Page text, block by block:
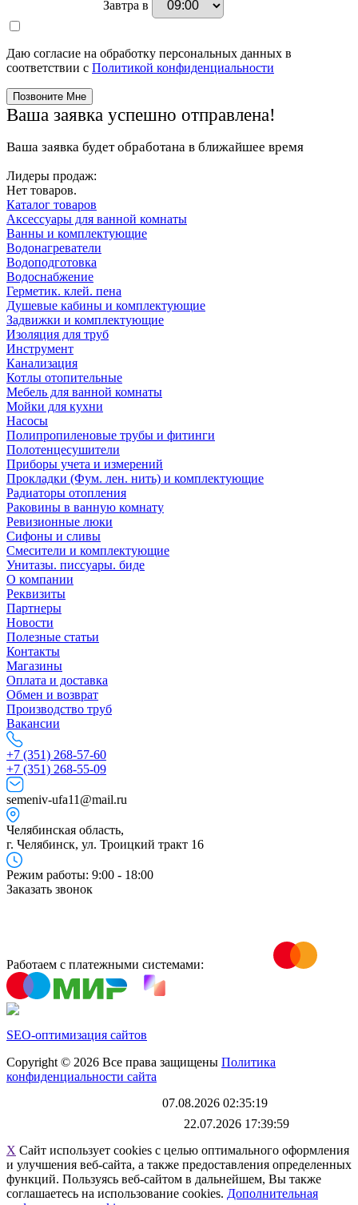
Завтра в
Даю согласие на обработку персональных данных в
соответствии с Политикой конфиденциальности
Ваша заявка успешно отправлена!
Ваша заявка будет обработана в ближайшее время
Лидеры продаж:
Нет товаров.
Каталог товаров
Аксессуары для ванной комнаты
Ванны и комплектующие
Водонагреватели
Водоподготовка
Водоснабжение
Герметик. клей. пена
Душевые кабины и комплектующие
Задвижки и комплектующие
Изоляция для труб
Инструмент
Канализация
Котлы отопительные
Мебель для ванной комнаты
Мойки для кухни
Насосы
Полипропиленовые трубы и фитинги
Полотенцесушители
Приборы учета и измерений
Прокладки (Фум. лен. нить) и комплектующие
Радиаторы отопления
Раковины в ванную комнату
Ревизионные люки
Сифоны и сливы
Смесители и комплектующие
Унитазы. писсуары. биде
О компании
Реквизиты
Партнеры
Новости
Полезные статьи
Контакты
Магазины
Оплата и доставка
Обмен и возврат
Производство труб
Вакансии
+7 (351) 268-57-60
+7 (351) 268-55-09
semeniv-ufa11@mail.ru
Челябинская область,
г. Челябинск, ул. Троицкий тракт 16
Режим работы: 9:00 - 18:00
Заказать звонок
Работаем с платежными системами:
SEO-оптимизация сайтов
Copyright © 2026 Все права защищены Политика
конфиденциальности сайта
07.08.2026 02:35:19
22.07.2026 17:39:59
X Сайт использует cookies с целью оптимального оформления
и улучшения веб-сайта, а также предоставления определенных
функций. Пользуясь веб-сайтом в дальнейшем, Вы также
соглашаетесь на использование cookies. Дополнительная